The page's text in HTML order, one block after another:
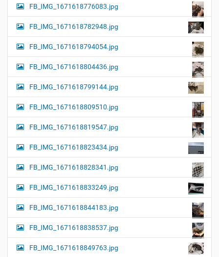
FB_IMG_1671618776083.jpg
FB_IMG_1671618782948.jpg
FB_IMG_1671618794054.jpg
FB_IMG_1671618804436.jpg
FB_IMG_1671618799144.jpg
FB_IMG_1671618809510.jpg
FB_IMG_1671618819547.jpg
FB_IMG_1671618823434.jpg
FB_IMG_1671618828341.jpg
FB_IMG_1671618833249.jpg
FB_IMG_1671618844183.jpg
FB_IMG_1671618838537.jpg
FB_IMG_1671618849763.jpg